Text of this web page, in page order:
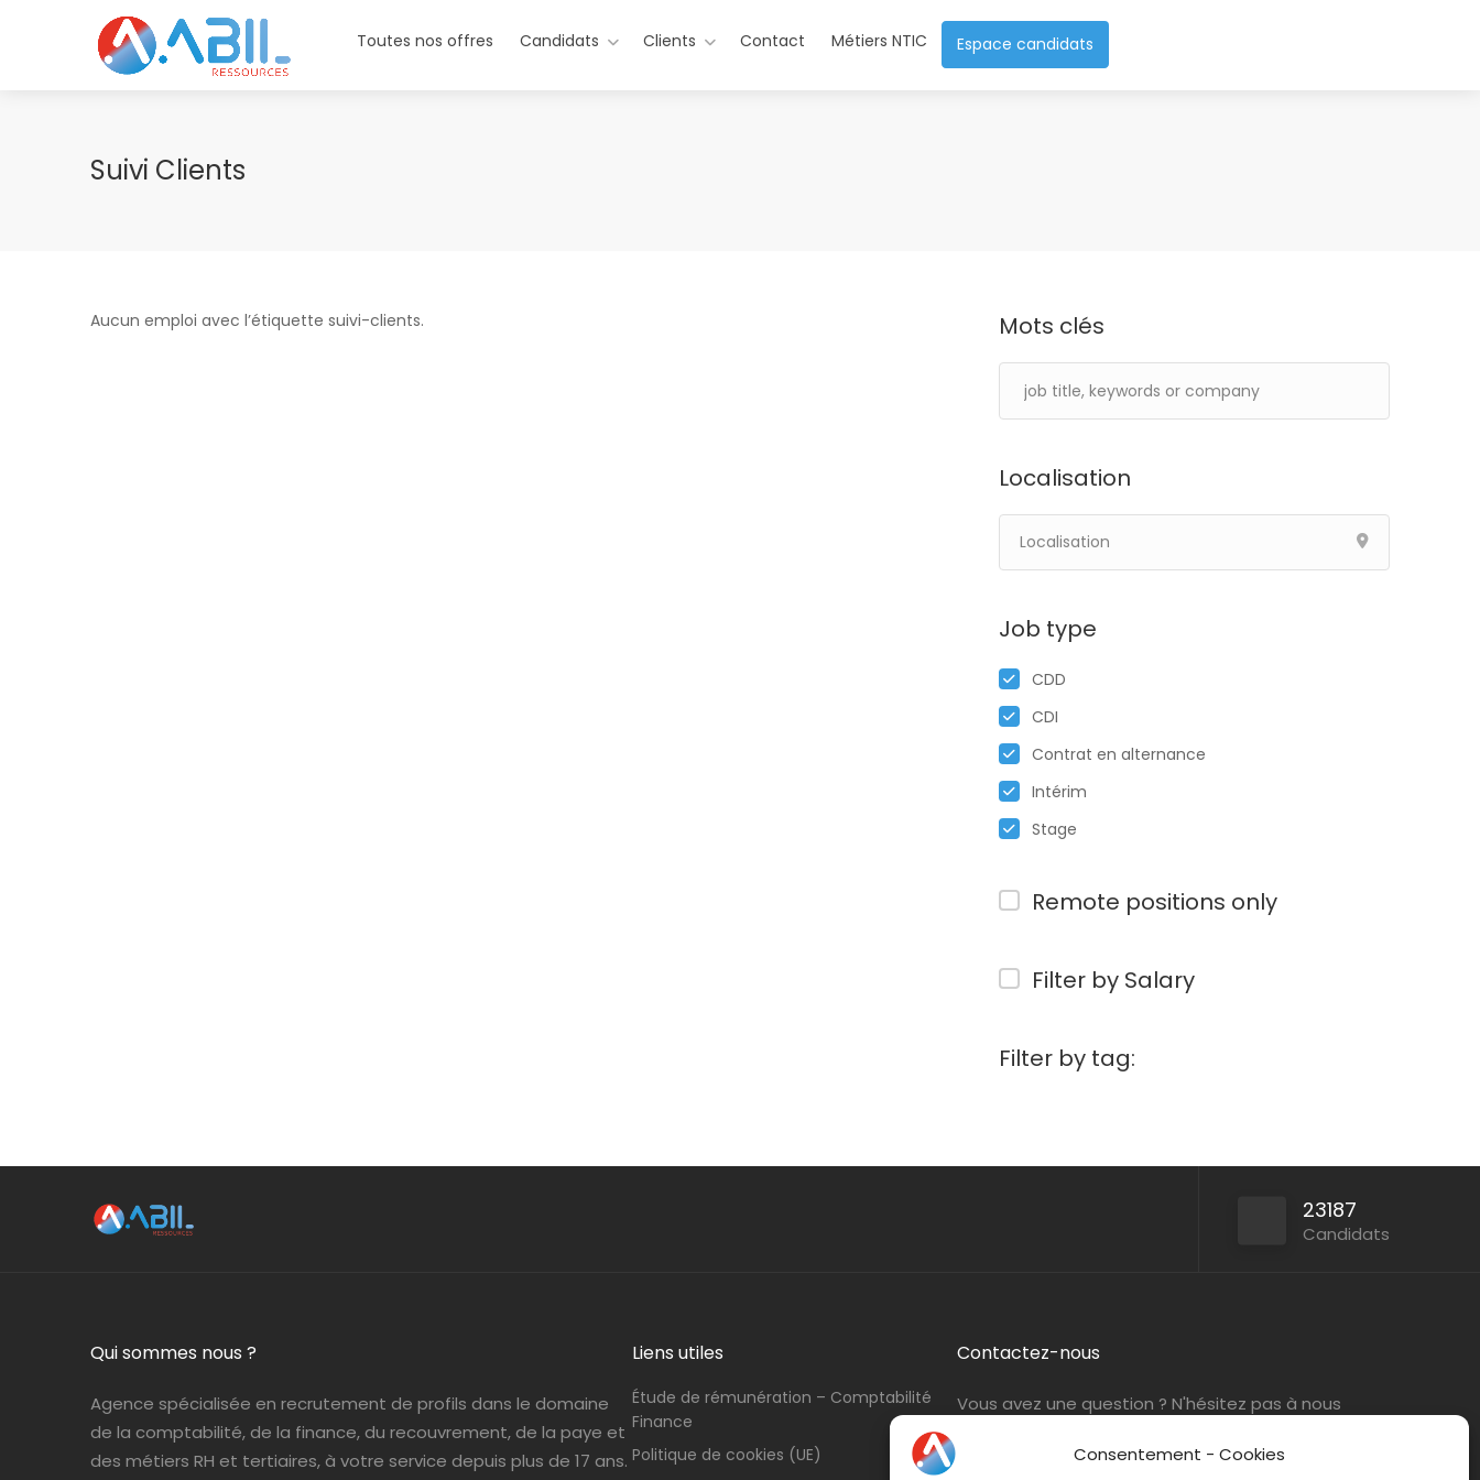
Consentement - Cookies
Toutes nos offres Candidats Clients Contact Métiers NTIC Espace candidats
Suivi Clients
Mots clés
Localisation
Job type
CDD
CDI
Contrat en alternance
Intérim
Stage
Remote positions only
Filter by Salary
Filter by tag:
Aucun emploi avec l’étiquette suivi-clients.
23187
Candidats
Qui sommes nous ?
Agence spécialisée en recrutement de profils dans le domaine
de la comptabilité, de la finance, du recouvrement, de la paye et
des métiers RH et tertiaires, à votre service depuis plus de 17 ans.
Liens utiles
Étude de rémunération – Comptabilité
Finance
Politique de cookies (UE)
Contactez-nous
Vous avez une question ? N'hésitez pas à nous